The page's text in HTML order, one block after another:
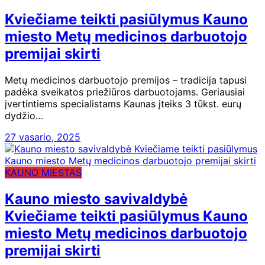
Kviečiame teikti pasiūlymus Kauno
miesto Metų medicinos darbuotojo
premijai skirti
Metų medicinos darbuotojo premijos – tradicija tapusi
padėka sveikatos priežiūros darbuotojams. Geriausiai
įvertintiems specialistams Kaunas įteiks 3 tūkst. eurų
dydžio…
27 vasario, 2025
KAUNO MIESTAS
Kauno miesto savivaldybė
Kviečiame teikti pasiūlymus Kauno
miesto Metų medicinos darbuotojo
premijai skirti